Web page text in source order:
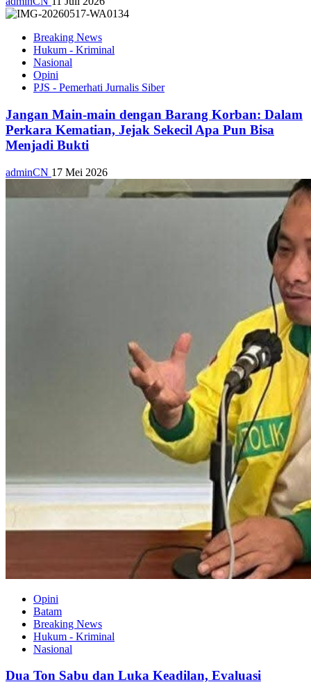
Breaking News
Hukum - Kriminal
Nasional
Opini
PJS - Pemerhati Jurnalis Siber
Jangan Main-main dengan Barang Korban: Dalam
Perkara Kematian, Jejak Sekecil Apa Pun Bisa
Menjadi Bukti
adminCN 17 Mei 2026
Opini
Batam
Breaking News
Hukum - Kriminal
Nasional
Dua Ton Sabu dan Luka Keadilan, Evaluasi